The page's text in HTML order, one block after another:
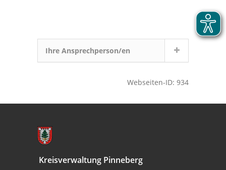
Ihre Ansprechperson/en
Webseiten-ID: 934
Kreisverwaltung Pinneberg